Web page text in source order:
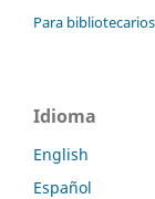
Para
Idioma
English
Español